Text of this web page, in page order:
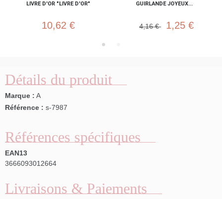
LIVRE D'OR "LIVRE D'OR"
10,62 €
GUIRLANDE JOYEUX...
4,16 € 1,25 €
Détails du produit
Marque : A
Référence : s-7987
Références spécifiques
EAN13
3666093012664
Livraisons & Paiements